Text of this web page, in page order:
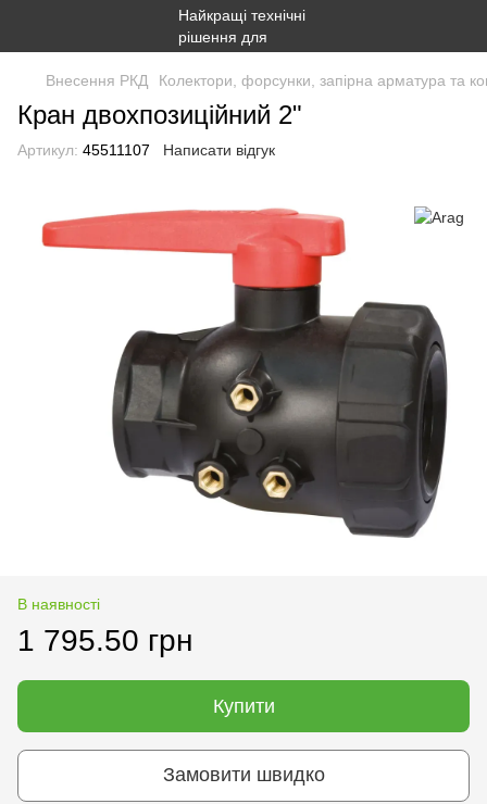
Внесення РКД Колектори, форсунки, запірна арматура та
Кран двохпозиційний 2"
Артикул: 45511107 Написати відгук
В наявності
1 795.50 грн
Купити
Замовити швидко